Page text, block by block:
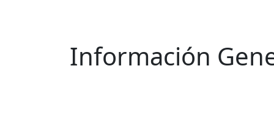
Información